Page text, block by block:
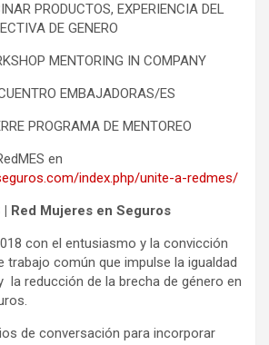
PRODUCTOS, EXPERIENCIA DEL
DE GENERO
MENTORING IN COMPANY
EMBAJADORAS/ES
PROGRAMA DE MENTOREO
en
index.php/unite-a-redmes/
| Red Mujeres en Seguros
con el entusiasmo y la convicción
trabajo común que impulse la igualdad
la reducción de la brecha de género en
de conversación para incorporar